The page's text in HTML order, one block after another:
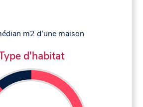
m2 d'une maison
d'habitat